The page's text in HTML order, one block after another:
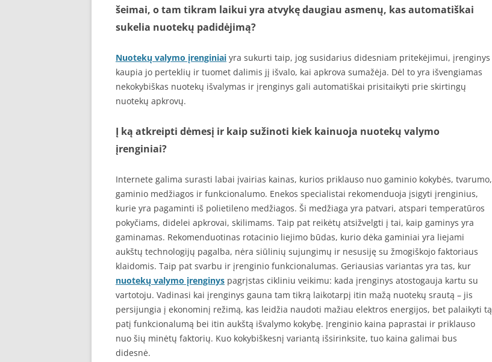
šeimai, o tam tikram laikui yra atvykę daugiau asmenų, kas automatiškai
sukelia nuotekų padidėjimą?
Nuotekų valymo įrenginiai yra sukurti taip, jog susidarius didesniam pritekėjimui, įrenginys
kaupia jo perteklių ir tuomet dalimis jį išvalo, kai apkrova sumažėja. Dėl to yra išvengiamas
nekokybiškas nuotekų išvalymas ir įrenginys gali automatiškai prisitaikyti prie skirtingų
nuotekų apkrovų.
Į ką atkreipti dėmesį ir kaip sužinoti kiek kainuoja nuotekų valymo
įrenginiai?
Internete galima surasti labai įvairias kainas, kurios priklauso nuo gaminio kokybės, tvarumo,
gaminio medžiagos ir funkcionalumo. Enekos specialistai rekomenduoja įsigyti įrenginius,
kurie yra pagaminti iš polietileno medžiagos. Ši medžiaga yra patvari, atspari temperatūros
pokyčiams, didelei apkrovai, skilimams. Taip pat reikėtų atsižvelgti į tai, kaip gaminys yra
gaminamas. Rekomenduotinas rotacinio liejimo būdas, kurio dėka gaminiai yra liejami
aukštų technologijų pagalba, nėra siūlinių sujungimų ir nesusiję su žmogiškojo faktoriaus
klaidomis. Taip pat svarbu ir įrenginio funkcionalumas. Geriausias variantas yra tas, kur
nuotekų valymo įrenginys pagrįstas cikliniu veikimu: kada įrenginys atostogauja kartu su
vartotoju. Vadinasi kai įrenginys gauna tam tikrą laikotarpį itin mažą nuotekų srautą – jis
persijungia į ekonominį režimą, kas leidžia naudoti mažiau elektros energijos, bet palaikyti tą
patį funkcionalumą bei itin aukštą išvalymo kokybę. Įrenginio kaina paprastai ir priklauso
nuo šių minėtų faktorių. Kuo kokybiškesnį variantą išsirinksite, tuo kaina galimai bus
didesnė.